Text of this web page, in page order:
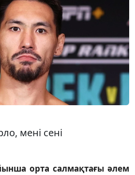
мені сені
орта салмақтағы әлем